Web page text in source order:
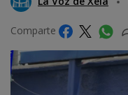
Comparte